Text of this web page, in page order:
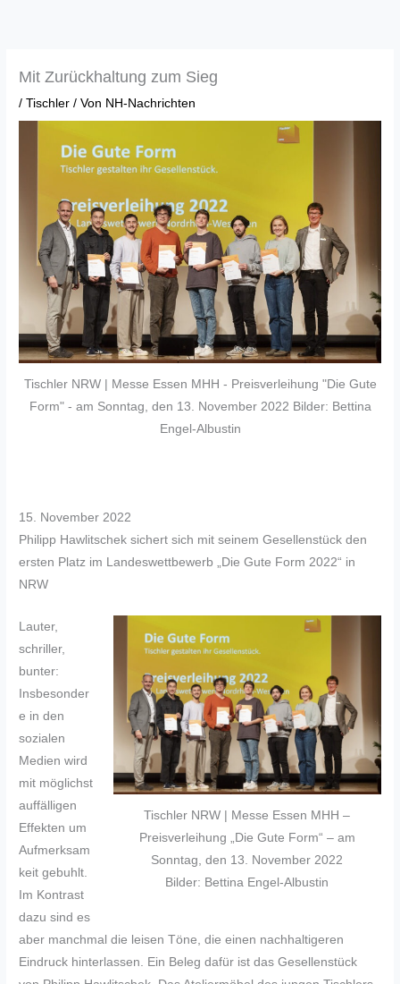
Mit Zurückhaltung zum Sieg
/Tischler / Von NH-Nachrichten
Tischler NRW | Messe Essen MHH - Preisverleihung "Die Gute
Form" - am Sonntag, den 13. November 2022 Bilder: Bettina
Engel-Albustin
15. November 2022
Philipp Hawlitschek sichert sich mit seinem Gesellenstück den
ersten Platz im Landeswettbewerb „Die Gute Form 2022“ in
NRW
Tischler NRW | Messe Essen MHH –
Preisverleihung „Die Gute Form“ – am
Sonntag, den 13. November 2022
Bilder: Bettina Engel-Albustin
Lauter,
schriller,
bunter:
Insbesonder
e in den
sozialen
Medien wird
mit möglichst
auffälligen
Effekten um
Aufmerksam
keit gebuhlt.
Im Kontrast
dazu sind es
aber manchmal die leisen Töne, die einen nachhaltigeren
Eindruck hinterlassen. Ein Beleg dafür ist das Gesellenstück